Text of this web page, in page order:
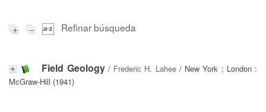
Refinar búsqueda
Field Geology/ Frederic H. Lahee/ New York ; London :
McGraw-Hill (1941)